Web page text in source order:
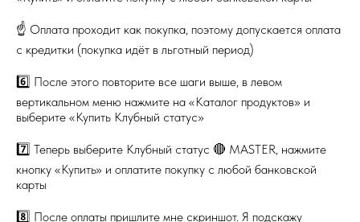
☝️ Оплата проходит как покупка, поэтому допускается оплата
с кредитки (покупка идёт в льготный период)
6️⃣ После этого повторите все шаги выше, в левом
вертикальном меню нажмите на «Каталог продуктов» и
выберите «Купить Клубный статус»
7️⃣ Теперь выберите Клубный статус 🔴 MASTER, нажмите
кнопку «Купить» и оплатите покупку с любой банковской
карты
8️⃣ После оплаты пришлите мне скриншот. Я подскажу